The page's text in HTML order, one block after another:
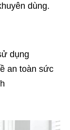
dùng.
dụng
an toàn sức